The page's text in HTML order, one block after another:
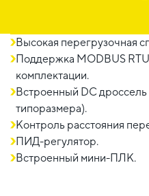
Высокая перегрузочная
Поддержка MODBUS
комплектации.
Встроенный DC дроссель
типоразмера).
Контроль расстояния
ПИД-регулятор.
Встроенный мини-ПЛК.